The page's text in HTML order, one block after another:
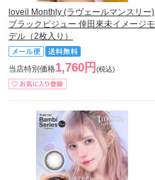
loveil Monthly (ラヴェールマンスリー)
ブラックビジュー 倖田來未イメージモ
デル（2枚入り）
当店特別価格1,760円 (税込)